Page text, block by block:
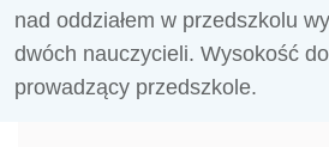
nad oddziałem w przedszkolu
dwóch nauczycieli. Wysokość
prowadzący przedszkole.